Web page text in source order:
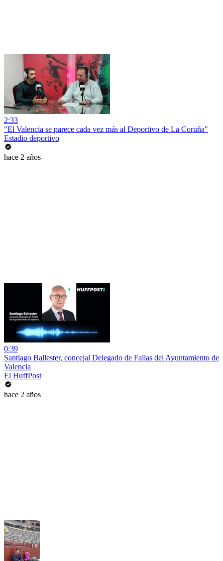
2:33
"El Valencia se parece cada vez más al Deportivo de La Coruña"
Estadio deportivo
hace 2 años
0:39
Santiago Ballester, concejal Delegado de Fallas del Ayuntamiento de
Valencia
El HuffPost
hace 2 años